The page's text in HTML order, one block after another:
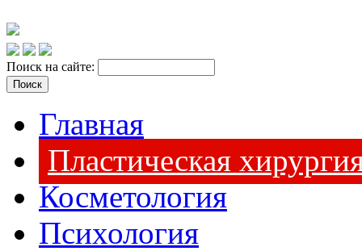
Поиск на сайте:
Главная
Пластическая
Косметология
Психология